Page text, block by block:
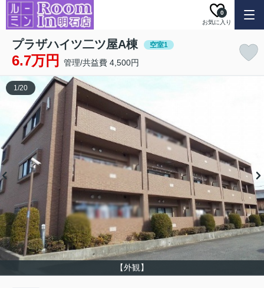
お気に入り
0
プラザハイツ二ツ屋A棟 空室1
6.7万円 管理/共益費 4,500円
【外観】
1/20